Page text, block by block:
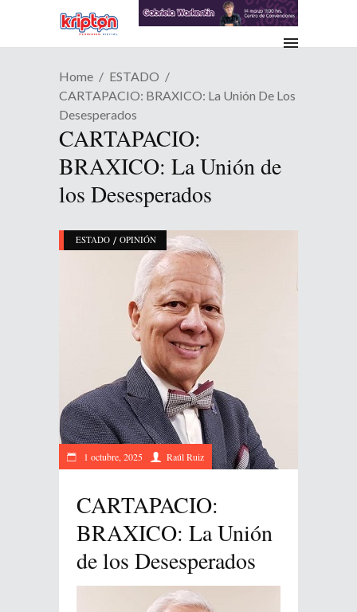
Home
ESTADO
CARTAPACIO: BRAXICO: La Unión De Los
Desesperados
CARTAPACIO:
BRAXICO: La Unión de
los Desesperados
ESTADO / OPINIÓN
1 octubre, 2025 Raúl Ruiz
CARTAPACIO:
BRAXICO: La Unión
de los Desesperados